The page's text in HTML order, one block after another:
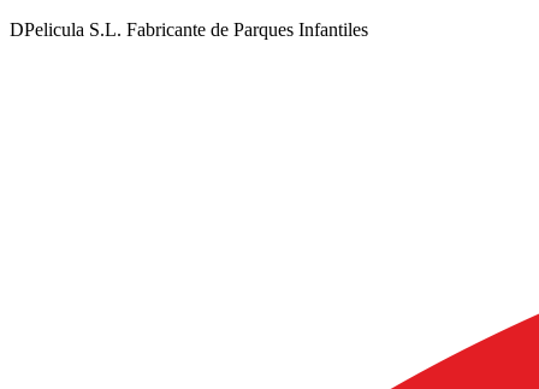
DPelicula S.L. Fabricante de Parques Infantiles